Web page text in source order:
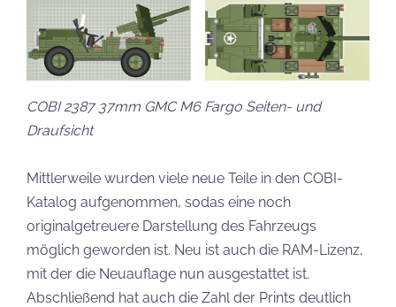
COBI 2387 37mm GMC M6 Fargo Seiten- und
Draufsicht
Mittlerweile wurden viele neue Teile in den COBI-
Katalog aufgenommen, sodas eine noch
originalgetreuere Darstellung des Fahrzeugs
möglich geworden ist. Neu ist auch die RAM-Lizenz,
mit der die Neuauflage nun ausgestattet ist.
Abschließend hat auch die Zahl der Prints deutlich